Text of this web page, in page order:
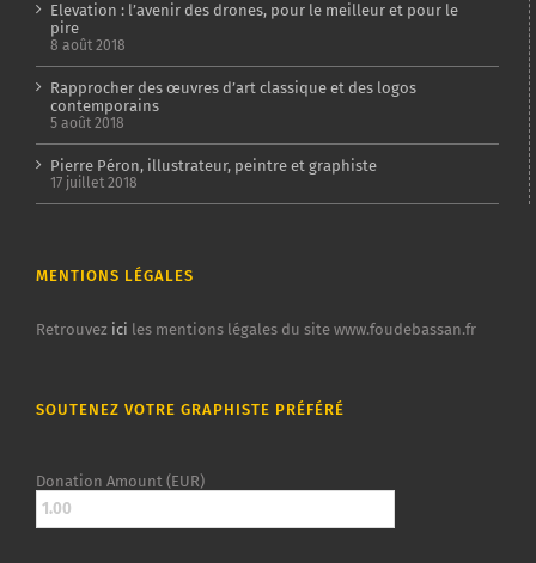
Elevation : l’avenir des drones, pour le meilleur et pour le
pire
8 août 2018
Rapprocher des œuvres d’art classique et des logos
contemporains
5 août 2018
Pierre Péron, illustrateur, peintre et graphiste
17 juillet 2018
MENTIONS LÉGALES
Retrouvez ici les mentions légales du site www.foudebassan.fr
SOUTENEZ VOTRE GRAPHISTE PRÉFÉRÉ
Donation Amount (EUR)